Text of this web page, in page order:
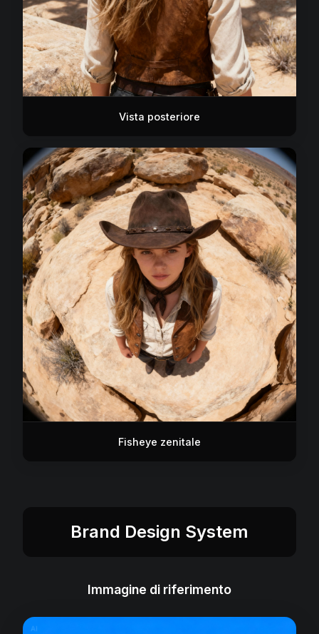
Vista posteriore
Fisheye zenitale
Brand Design System
Immagine di riferimento